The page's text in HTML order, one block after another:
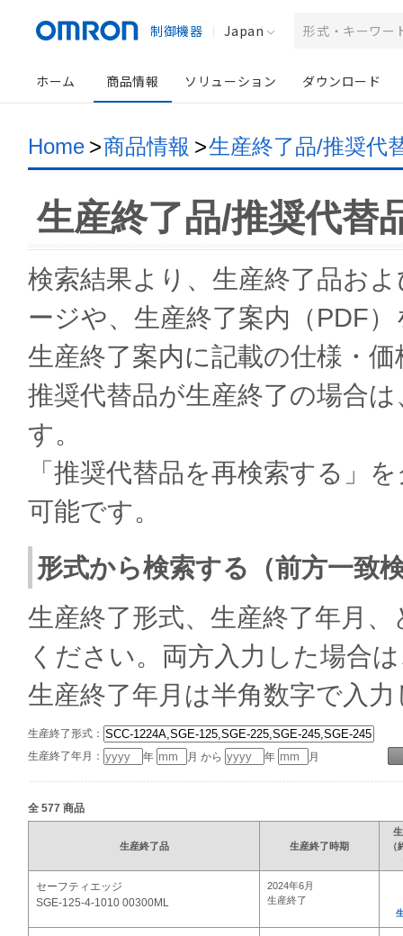
制御機器 Japan
ホーム 商品情報 ソリューション ダウンロード
Home >商品情報 >生産終了品/推奨代
生産終了品/推奨代替
検索結果より、生産終了品お
ージや、生産終了案内（PDF
生産終了案内に記載の仕様・
推奨代替品が生産終了の場合
す。
「推奨代替品を再検索する」
可能です。
形式から検索する（前方一致
生産終了形式、生産終了年月
ください。両方入力した場合
生産終了年月は半角数字で入
生産終了形式：
生産終了年月：
年 月 から 年 月
全 577 商品
生産終了品 生産終了時期
セーフティエッジ
SGE-125-4-1010 00300ML
2024年6月
生産終了